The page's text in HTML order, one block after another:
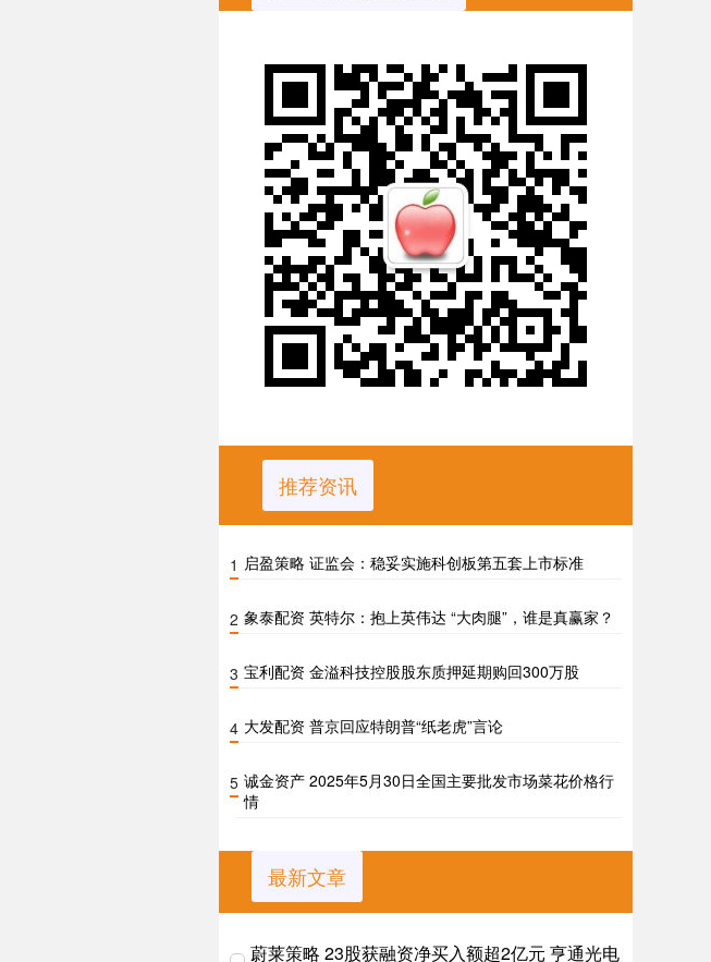
推荐资讯
1 启盈策略 证监会：稳妥实施科创板第五套上市标准
2 象泰配资 英特尔：抱上英伟达 “大肉腿”，谁是真赢家？
3 宝利配资 金溢科技控股股东质押延期购回300万股
4 大发配资 普京回应特朗普“纸老虎”言论
5 诚金资产 2025年5月30日全国主要批发市场菜花价格行
情
最新文章
蔚莱策略 23股获融资净买入额超2亿元 亨通光电